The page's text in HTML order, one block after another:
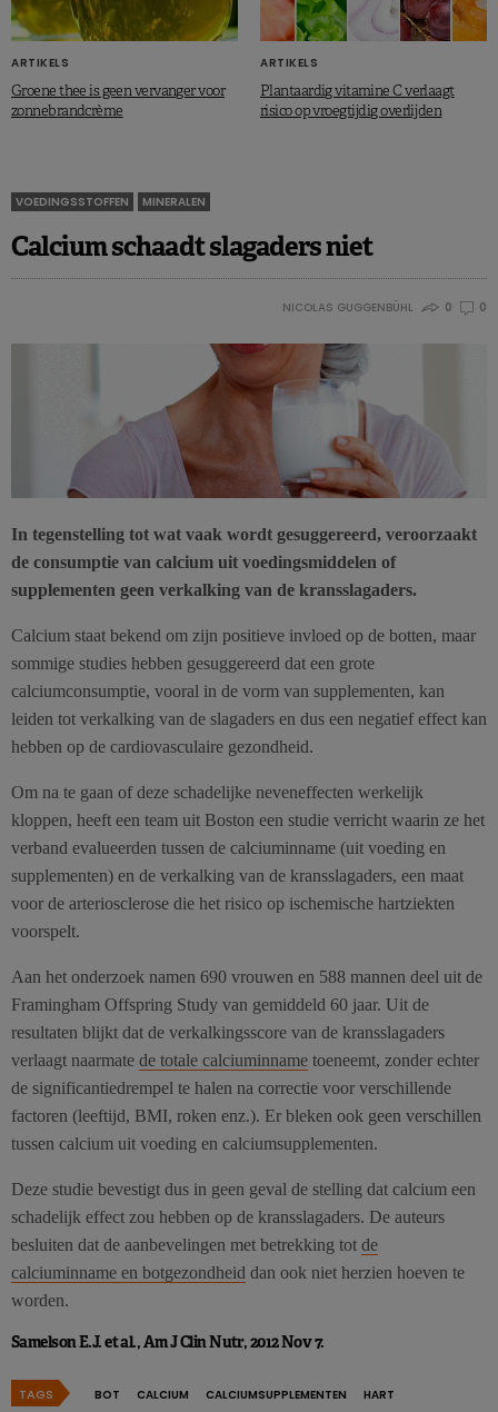
ARTIKELS
Groene thee is geen vervanger voor
zonnebrandcrème
ARTIKELS
Plantaardig vitamine C verlaagt
risico op vroegtijdig overlijden
VOEDINGSSTOFFEN MINERALEN
Calcium schaadt slagaders niet
NICOLAS GUGGENBÜHL 0 0
In tegenstelling tot wat vaak wordt gesuggereerd, veroorzaakt
de consumptie van calcium uit voedingsmiddelen of
supplementen geen verkalking van de kransslagaders.
Calcium staat bekend om zijn positieve invloed op de botten, maar
sommige studies hebben gesuggereerd dat een grote
calciumconsumptie, vooral in de vorm van supplementen, kan
leiden tot verkalking van de slagaders en dus een negatief effect kan
hebben op de cardiovasculaire gezondheid.
Om na te gaan of deze schadelijke neveneffecten werkelijk
kloppen, heeft een team uit Boston een studie verricht waarin ze het
verband evalueerden tussen de calciuminname (uit voeding en
supplementen) en de verkalking van de kransslagaders, een maat
voor de arteriosclerose die het risico op ischemische hartziekten
voorspelt.
Aan het onderzoek namen 690 vrouwen en 588 mannen deel uit de
Framingham Offspring Study van gemiddeld 60 jaar. Uit de
resultaten blijkt dat de verkalkingsscore van de kransslagaders
verlaagt naarmate de totale calciuminname toeneemt, zonder echter
de significantiedrempel te halen na correctie voor verschillende
factoren (leeftijd, BMI, roken enz.). Er bleken ook geen verschillen
tussen calcium uit voeding en calciumsupplementen.
Deze studie bevestigt dus in geen geval de stelling dat calcium een
schadelijk effect zou hebben op de kransslagaders. De auteurs
besluiten dat de aanbevelingen met betrekking tot de
calciuminname en botgezondheid dan ook niet herzien hoeven te
worden.
Samelson E.J. et al., Am J Clin Nutr, 2012 Nov 7.
TAGS BOT CALCIUM CALCIUMSUPPLEMENTEN
HART